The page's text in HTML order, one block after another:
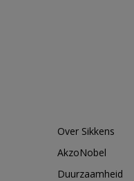
Over Sikkens
AkzoNobel
Duurzaamheid